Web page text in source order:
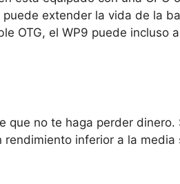
extender la vida de la
OTG, el WP9 puede incluso
no te haga perder
inferior a la media